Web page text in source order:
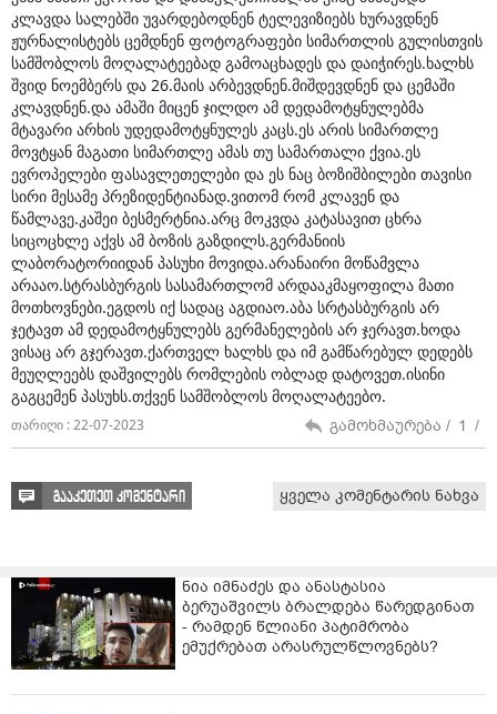
კლავდა სალებში უვარდებოდნენ ტელევიზიებს ხურავდნენ
ჟურნალისტებს ცემდნენ ფოტოგრაფები სიმართლის გულისთვის
სამშობლოს მოღალატეებად გამოაცხადეს და დაიჭირეს.ხალხს
შვიდ ნოემბერს და 26.მაის არბევდნენ.მიშდევდნენ და ცემაში
კლავდნენ.და ამაში მიცენ ჯილდო ამ დედამოტყნულებმა
მტავარი არხის უდედამოტყნულეს კაცს.ეს არის სიმართლე
მოვტყან მაგათი სიმართლე ამას თუ სამართალი ქვია.ეს
ევროპელები ფასავლეთელები და ეს ნაც ბოზიშბილები თავისი
სირი მესამე პრეზიდენტიანად.ვითომ რომ კლავენ და
წამლავე.კაშეი ბესმერტნია.არც მოკვდა კატასავით ცხრა
სიცოცხლე აქვს ამ ბოზის გაზდილს.გერმანიის
ლაბორატორიიდან პასუხი მოვიდა.არანაირი მოწამვლა
არააო.სტრასბურგის სასამართლომ არდააკმაყოფილა მათი
მოთხოვნები.ეგდოს იქ სადაც აგდიაო.აბა სრტასბურგის არ
ჯეტავთ ამ დედამოტყნულებს გერმანელების არ ჯერავთ.ხოდა
ვისაც არ გჯერავთ.ქართველ ხალხს და იმ გამწარებულ დედებს
მეუღლეებს დაშვილებს რომლების ობლად დატოვეთ.ისინი
გაგცემენ პასუხს.თქვენ სამშობლოს მოღალატეებო.
თარიღი : 22-07-2023 გამოხმაურება / 1 /
გააკეთეთ კომენტარი ყველა კომენტარის ნახვა
ნია იმნაძეს და ანასტასია
ბერუაშვილს ბრალდება წარედგინათ
- რამდენ წლიანი პატიმრობა
ემუქრებათ არასრულწლოვნებს?